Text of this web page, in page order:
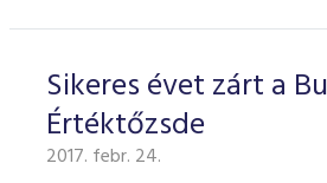
Sikeres évet zárt a
Értéktőzsde
2017. febr. 24.